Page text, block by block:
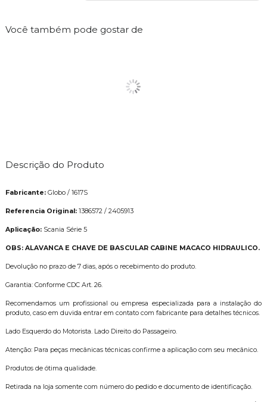
Você também pode gostar de
Descrição do Produto
Fabricante: Globo / 1617S
Referencia Original:1386572 / 2405913
Aplicação: Scania Série 5
OBS: ALAVANCA E CHAVE DE BASCULAR CABINE MACACO HIDRAULICO.
Devolução no prazo de 7 dias, após o recebimento do produto.
Garantia: Conforme CDC Art. 26.
Recomendamos um profissional ou empresa especializada para a instalação do
produto, caso em duvida entrar em contato com fabricante para detalhes técnicos.
Lado Esquerdo do Motorista. Lado Direito do Passageiro.
Atenção: Para peças mecânicas técnicas confirme a aplicação com seu mecânico.
Produtos de ótima qualidade.
Retirada na loja somente com número do pedido e documento de identificação.